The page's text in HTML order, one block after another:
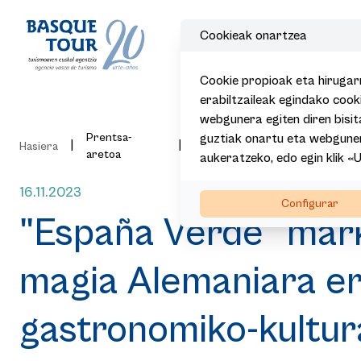
Hasiera
Prentsa-
aretoa
Gaurkotasuna | Albisteak |
16.11.2023
"España Verde"
magia Alemaniara
gastronomiko-
Cookieak onartzea
Cookie propioak eta
erabiltzaileak egindako
webgunera egiten diren
guztiak onartu eta
aukeratzeko, edo egin klik
Configurar